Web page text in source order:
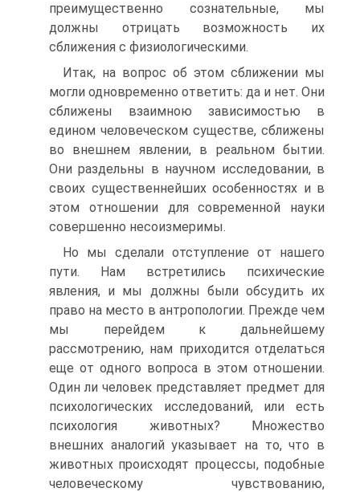
преимущественно сознательные, мы
должны отрицать возможность их
сближения с физиологическими.
Итак, на вопрос об этом сближении мы
могли одновременно ответить: да и нет. Они
сближены взаимною зависимостью в
едином человеческом существе, сближены
во внешнем явлении, в реальном бытии.
Они раздельны в научном исследовании, в
своих существеннейших особенностях и в
этом отношении для современной науки
совершенно несоизмеримы.
Но мы сделали отступление от нашего
пути. Нам встретились психические
явления, и мы должны были обсудить их
право на место в антропологии. Прежде чем
мы перейдем к дальнейшему
рассмотрению, нам приходится отделаться
еще от одного вопроса в этом отношении.
Один ли человек представляет предмет для
психологических исследований, или есть
психология животных? Множество
внешних аналогий указывает на то, что в
животных происходят процессы, подобные
человеческому чувствованию,